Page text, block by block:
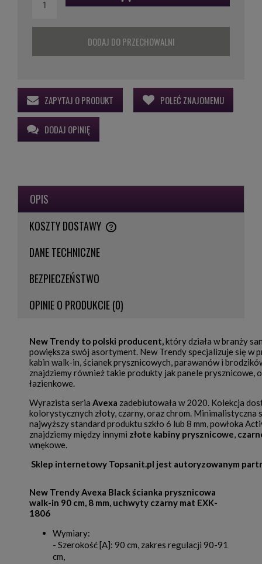
DODAJ DO PRZECHOWALNI
ZAPYTAJ O PRODUKT POLEĆ ZNAJOMEMU
DODAJ OPINIĘ
OPIS
KOSZTY DOSTAWY
CENA NIE ZAWIERA EWENTUALNYCH KOSZTÓW PŁATNOŚCI
DANE TECHNICZNE
BEZPIECZEŃSTWO
OPINIE O PRODUKCIE (0)
New Trendy to polski producent który działa w branży
powiększa swój asortyment. New Trendy specjalizuje się w
kabin walk-in, ścianek prysznicowych, parawanów i
znajdziemy również takie produkty jak panele prysznicowe,
łazienkowe.
Wyrazista seria Avexa zadebiutowała w 2020. Kolekcja
kolorystycznych złoty, czarny, oraz chrom. Minimalistyczna
najwyższy standard produktu szkło 6 lub 8 mm, powłoka
znajdziemy między innymi złote kabiny prysznicowe
wnękowe.
Sklep internetowy Topsanit.pl jest autoryzowanym
New Trendy Avexa Black ścianka prysznicowa
walk-in 90 cm, 8 mm, uchwyty czarny mat EXK-
1806
Wymiary:
- Szerokość [A]: 90 cm, zakres regulacji 90-91
cm,